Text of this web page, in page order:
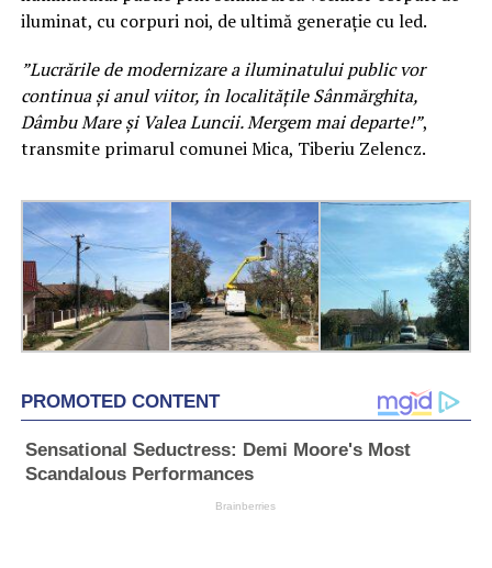
iluminat, cu corpuri noi, de ultimă generație cu led.
”Lucrările de modernizare a iluminatului public vor
continua și anul viitor, în localitățile Sânmărghita,
Dâmbu Mare și Valea Luncii. Mergem mai departe!”,
transmite primarul comunei Mica, Tiberiu Zelencz.